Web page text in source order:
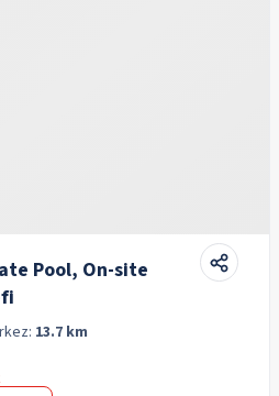
Pool, On-site
13.7 km